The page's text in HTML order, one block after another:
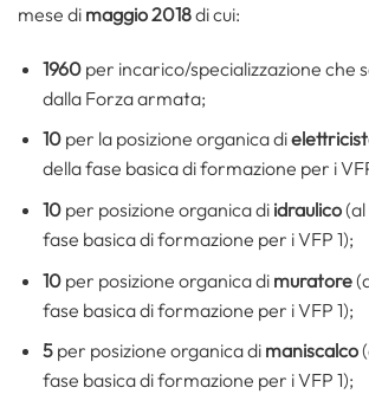
mese di maggio 2018di cui:
1960per incarico/specializzazione che
dalla Forza armata;
10per la posizione organica di
della fase basica di formazione per i
10per posizione organica di idraulico(al
fase basica di formazione per i VFP 1);
10per posizione organica di muratore
fase basica di formazione per i VFP 1);
5per posizione organica di maniscalco
fase basica di formazione per i VFP 1);